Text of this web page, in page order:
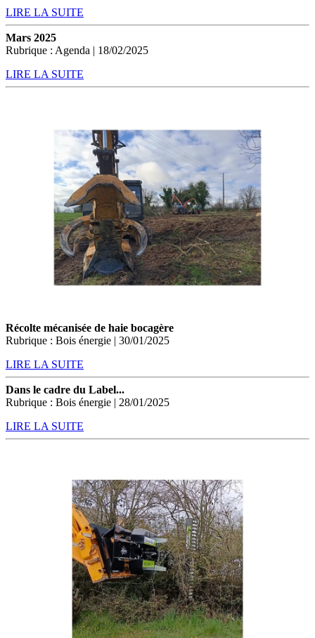
LIRE LA SUITE
Mars 2025
Rubrique : Agenda | 18/02/2025
LIRE LA SUITE
Récolte mécanisée de haie bocagère
Rubrique : Bois énergie | 30/01/2025
LIRE LA SUITE
Dans le cadre du Label...
Rubrique : Bois énergie | 28/01/2025
LIRE LA SUITE